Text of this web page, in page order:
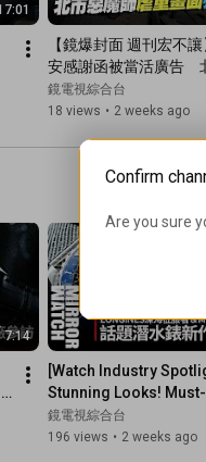
【鏡爆封面 週刊宏不
安感謝函被當活廣告　
魔師虐童鐵證畫面獨家
劉志原(火車哥)X吳明曄
電視綜合台
鏡電視綜合台
18 views • 2 weeks ago
7:14
[Watch Industry
Stunning Looks!
Mid-Range Diver
LONGINES
鏡電視綜合台
196 views • 2 weeks ago
Confirm
Are you sure